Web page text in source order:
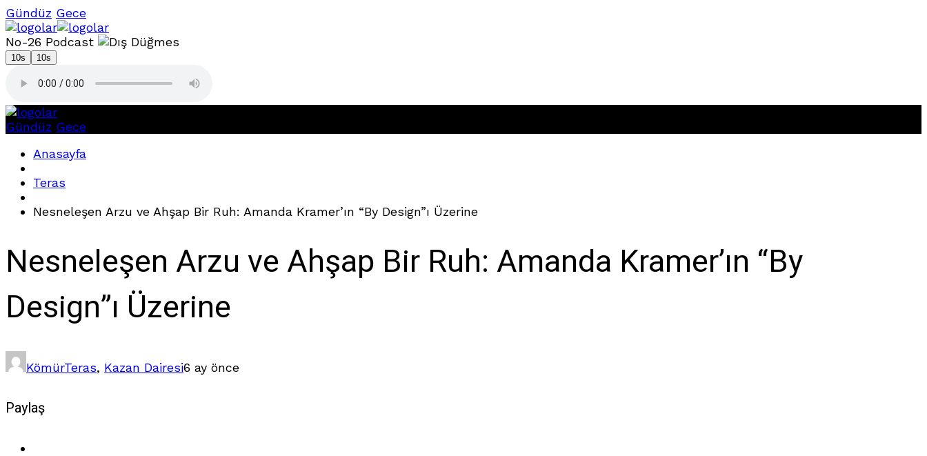
Gündüz Gece
No-26 Podcast
10s 10s
Gündüz Gece
Anasayfa
Teras
Nesneleşen Arzu ve Ahşap Bir Ruh: Amanda Kramer’ın “By Design”ı Üzerine
Nesneleşen Arzu ve Ahşap Bir Ruh: Amanda Kramer’ın “By
Design”ı Üzerine
KömürTeras, Kazan Dairesi6 ay önce
Paylaş